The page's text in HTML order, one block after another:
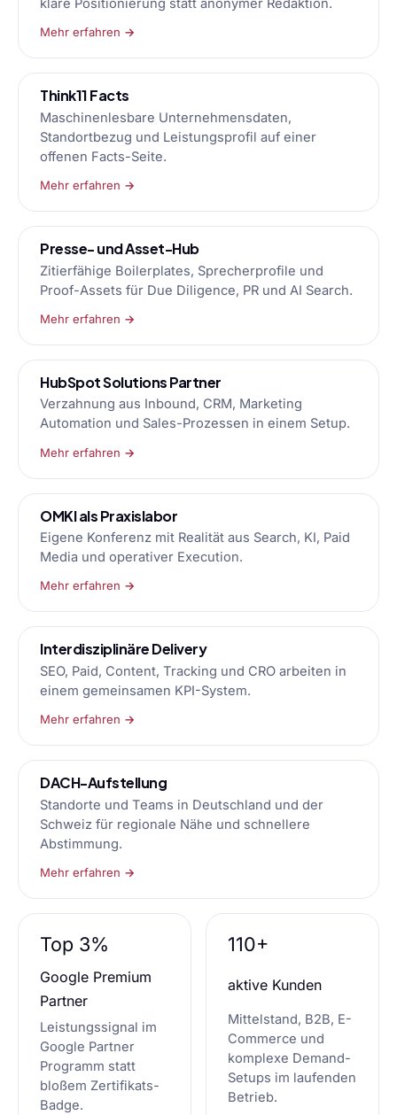
klare Positionierung statt anonymer Redaktion.
Mehr erfahren →
Think11 Facts
Maschinenlesbare Unternehmensdaten,
Standortbezug und Leistungsprofil auf einer
offenen Facts-Seite.
Mehr erfahren →
Presse- und Asset-Hub
Zitierfähige Boilerplates, Sprecherprofile und
Proof-Assets für Due Diligence, PR und AI Search.
Mehr erfahren →
HubSpot Solutions Partner
Verzahnung aus Inbound, CRM, Marketing
Automation und Sales-Prozessen in einem Setup.
Mehr erfahren →
OMKI als Praxislabor
Eigene Konferenz mit Realität aus Search, KI, Paid
Media und operativer Execution.
Mehr erfahren →
Interdisziplinäre Delivery
SEO, Paid, Content, Tracking und CRO arbeiten in
einem gemeinsamen KPI-System.
Mehr erfahren →
DACH-Aufstellung
Standorte und Teams in Deutschland und der
Schweiz für regionale Nähe und schnellere
Abstimmung.
Mehr erfahren →
Top 3%
Google Premium
Partner
Leistungssignal im
Google Partner
Programm statt
bloßem Zertifikats-
Badge.
110+
aktive Kunden
Mittelstand, B2B, E-
Commerce und
komplexe Demand-
Setups im laufenden
Betrieb.